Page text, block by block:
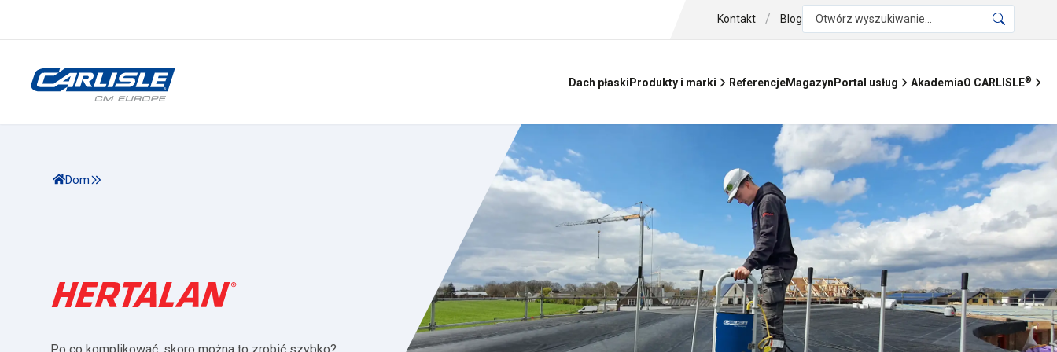
Kontakt / Blog Otwórz wyszukiwanie...
Dach płaski Produkty i marki ReferencjeMagazyn Portal usług AkademiaO CARLISLE®
Dom